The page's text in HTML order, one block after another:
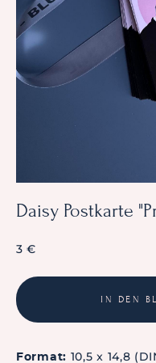
Daisy Postkarte
3 €
IN DEN
Format: 10,5 x 14,8